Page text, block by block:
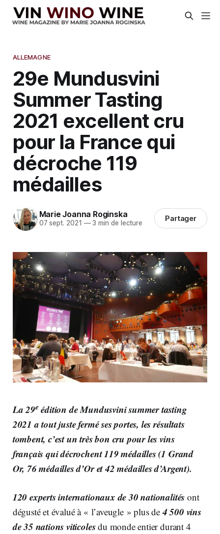
ALLEMAGNE
29e Mundusvini
Summer Tasting
2021 excellent cru
pour la France qui
décroche 119
médailles
Marie Joanna Roginska
07 sept. 2021 —3 min de lecture Partager
La 29eédition de Mundusvini summer tasting
2021 a tout juste fermé ses portes, les résultats
tombent, c’est un très bon cru pour lesvins
françaisqui décrochent119 médailles (1 Grand
Or, 76 médailles d’Or et 42 médailles d’Argent).
120 experts internationaux de 30 nationalités ont
dégusté et évalué à « l’aveugle » plus de4 500 vins
de 35 nations viticolesdu monde entier durant 4